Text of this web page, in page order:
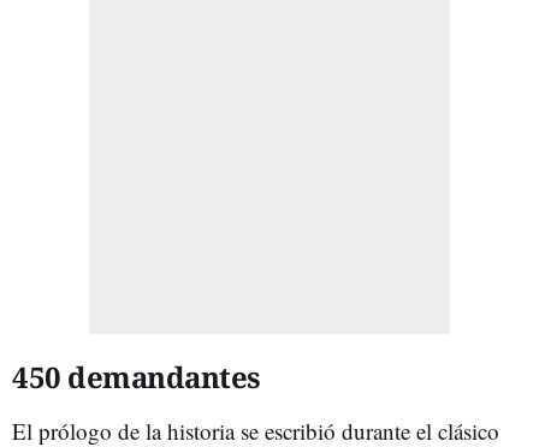
450 demandantes
El prólogo de la historia se escribió durante el clásico